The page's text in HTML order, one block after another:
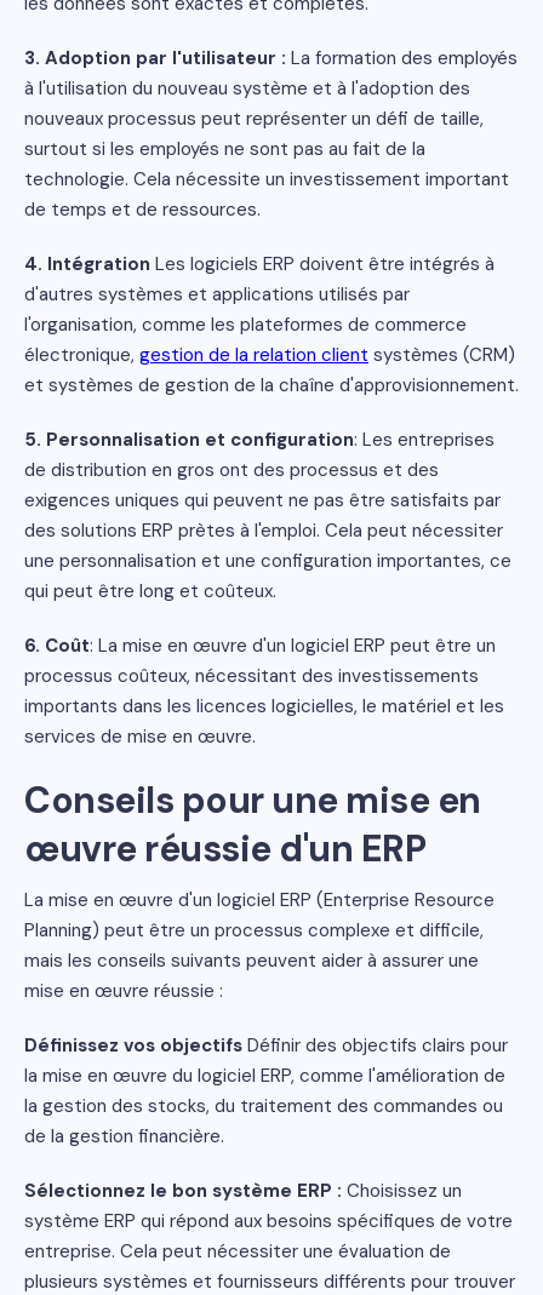
3. Adoption par l'utilisateur : La formation des employés
à l'utilisation du nouveau système et à l'adoption des
nouveaux processus peut représenter un défi de taille,
surtout si les employés ne sont pas au fait de la
technologie. Cela nécessite un investissement important
de temps et de ressources.
4. Intégration Les logiciels ERP doivent être intégrés à
d'autres systèmes et applications utilisés par
l'organisation, comme les plateformes de commerce
électronique, gestion de la relation client systèmes (CRM)
et systèmes de gestion de la chaîne d'approvisionnement.
5. Personnalisation et configuration: Les entreprises
de distribution en gros ont des processus et des
exigences uniques qui peuvent ne pas être satisfaits par
des solutions ERP prètes à l'emploi. Cela peut nécessiter
une personnalisation et une configuration importantes, ce
qui peut être long et coûteux.
6. Coût: La mise en œuvre d'un logiciel ERP peut être un
processus coûteux, nécessitant des investissements
importants dans les licences logicielles, le matériel et les
services de mise en œuvre.
Conseils pour une mise en
œuvre réussie d'un ERP
La mise en œuvre d'un logiciel ERP (Enterprise Resource
Planning) peut être un processus complexe et difficile,
mais les conseils suivants peuvent aider à assurer une
mise en œuvre réussie :
Définissez vos objectifs Définir des objectifs clairs pour
la mise en œuvre du logiciel ERP, comme l'amélioration de
la gestion des stocks, du traitement des commandes ou
de la gestion financière.
Sélectionnez le bon système ERP : Choisissez un
système ERP qui répond aux besoins spécifiques de votre
entreprise. Cela peut nécessiter une évaluation de
plusieurs systèmes et fournisseurs différents pour trouver